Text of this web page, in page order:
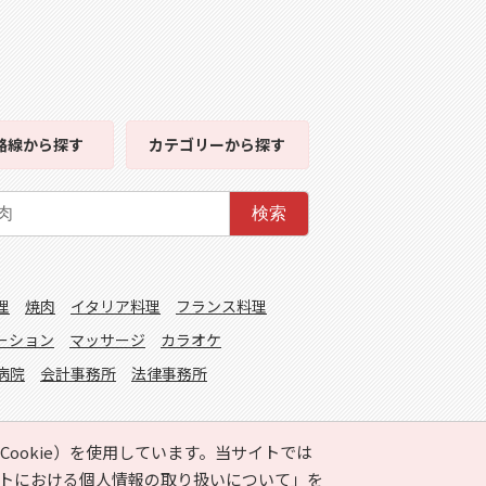
）を使用しています。当サイトでは
における個人情報の取り扱いについて」 を
線から探す カテゴリーから探す
検索
焼肉 イタリア料理
フランス料理
ション マッサージ
カラオケ
院 会計事務所 法律事務所